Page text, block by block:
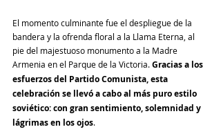
El momento culminante fue el despliegue de la
bandera y la ofrenda floral a la Llama Eterna, al
pie del majestuoso monumento a la Madre
Armenia en el Parque de la Victoria. Gracias a los
esfuerzos del Partido Comunista, esta
celebración se llevó a cabo al más puro estilo
soviético: con gran sentimiento, solemnidad y
lágrimas en los ojos.